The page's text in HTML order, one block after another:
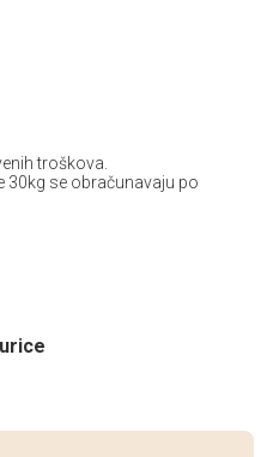
troškova.
30kg se obračunavaju po